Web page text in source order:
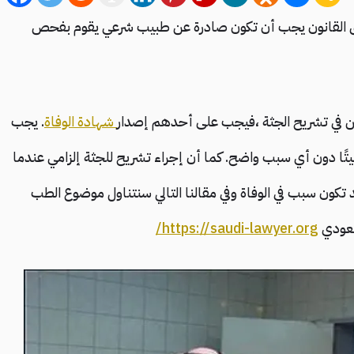
القانون يجب أن تكون صادرة عن طبيب شرعي يقوم بفحص
في تشريح الجثة ،فيجب على أحدهم إصدار شهادة الوفاة. يجب
دون أي سبب واضح. كما أن إجراء تشريح للجثة إلزامي عندما
سبب في الوفاة وفي مقالنا التالي سنتناول موضوع الطب
https://saudi-lawyer.org/